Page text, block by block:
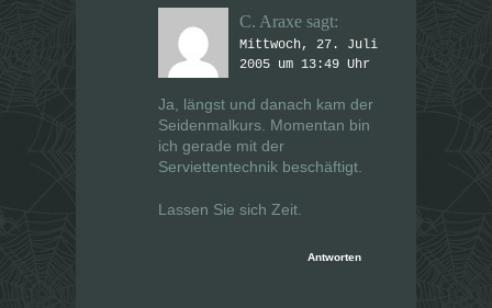
C. Araxe sagt:
Mittwoch, 27. Juli
2005 um 13:49 Uhr
Ja, längst und danach kam der
Seidenmalkurs. Momentan bin
ich gerade mit der
Serviettentechnik beschäftigt.
Lassen Sie sich Zeit.
Antworten